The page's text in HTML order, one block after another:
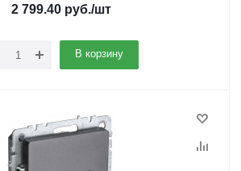
2 799.40 руб./шт
В корзину